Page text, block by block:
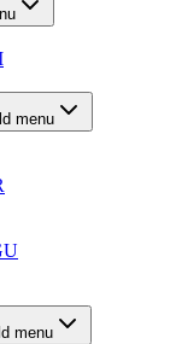
menu
menu